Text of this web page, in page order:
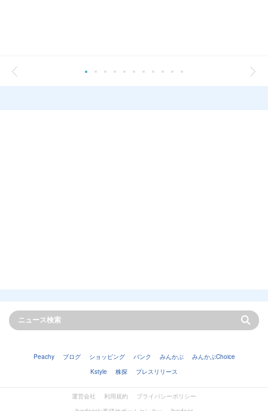
Peachy ブログ ショッピング バンク みんかぶ
みんかぶChoice
Kstyle
株探 プレスリリース
運営会社 利用規約
プライバシーポリシー